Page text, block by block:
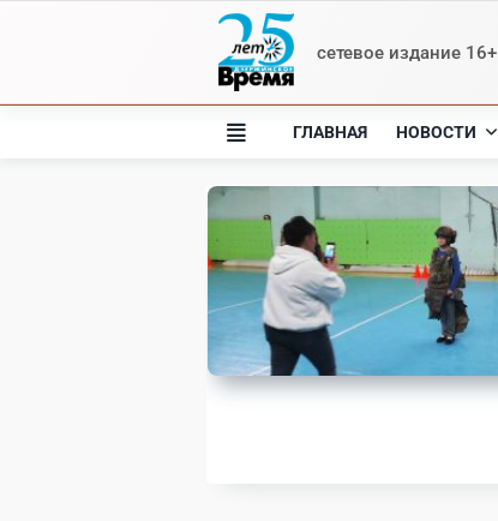
сетевое издание 16+
ГЛАВНАЯ НОВОСТИ